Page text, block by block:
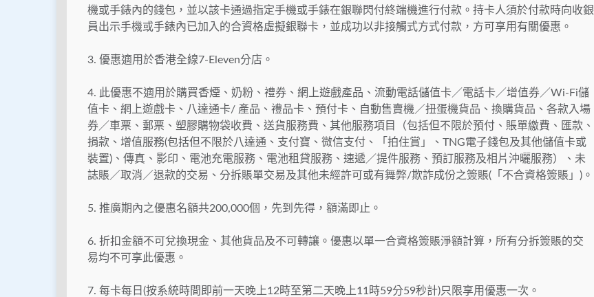
機或手錶內的錢包，並以該卡通過指定手機或手錶在銀聯閃付終端機進行付款。持卡人須於付款時向收銀
員出示手機或手錶內已加入的合資格虛擬銀聯卡，並成功以非接觸式方式付款，方可享用有關優惠。
3. 優惠適用於香港全線7-Eleven分店。
4. 此優惠不適用於購買香煙、奶粉、禮券、網上遊戲產品、流動電話儲值卡／電話卡／增值券／Wi-Fi儲
值卡、網上遊戲卡、八達通卡/ 產品、禮品卡、預付卡、自動售賣機／扭蛋機貨品、換購貨品、各款入場
券／車票、郵票、塑膠購物袋收費、送貨服務費、其他服務項目（包括但不限於預付、賬單繳費、匯款、
捐款、增值服務(包括但不限於八達通、支付寶、微信支付、「拍住賞」、TNG電子錢包及其他儲值卡或
裝置)、傳真、影印、電池充電服務、電池租貸服務、速遞／提件服務、預訂服務及相片沖曬服務）、未
誌賬／取消／退款的交易、分拆賬單交易及其他未經許可或有舞弊/欺詐成份之簽賬(「不合資格簽賬」)。
5. 推廣期內之優惠名額共200,000個，先到先得，額滿即止。
6. 折扣金額不可兌換現金、其他貨品及不可轉讓。優惠以單一合資格簽賬淨額計算，所有分拆簽賬的交
易均不可享此優惠。
7. 每卡每日(按系統時間即前一天晚上12時至第二天晚上11時59分59秒計)只限享用優惠一次。